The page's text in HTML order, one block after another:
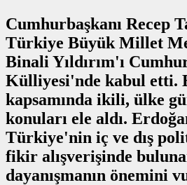
Cumhurbaşkanı Recep
Türkiye Büyük Millet
Binali Yıldırım'ı
Külliyesi'nde kabul etti.
kapsamında ikili, ülke
konuları ele aldı.
Türkiye'nin iç ve dış
fikir alışverişinde
dayanışmanın önemini